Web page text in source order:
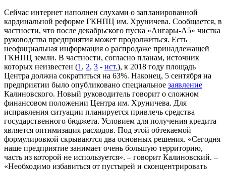
Сейчас интернет наполнен слухами о запланированной
кардинальной реформе ГКНПЦ им. Хруничева. Сообщается, в
частности, что после декабрьского пуска «Ангары-А5» чистка
руководства предприятия может продолжиться. Есть
неофициальная информация о распродаже принадлежащей
ГКНПЦ земли. В частности, согласно планам, источник
которых неизвестен (1 , 2, 3 - ист.), к 2018 году площадь
Центра должна сократиться на 63%. Наконец, 5 сентября на
предприятии было опубликовано специальное заявление
Калиновского. Новый руководитель говорит о сложном
финансовом положении Центра им. Хруничева. Для
исправления ситуации планируется привлечь средства
государственного бюджета. Условием для получения кредита
является оптимизация расходов. Под этой обтекаемой
формулировкой скрываются два основных решения. «Сегодня
наше предприятие занимает очень большую территорию,
часть из которой не используется». – говорит Калиновский. –
«Необходимо избавиться от пустырей и сконцентрировать